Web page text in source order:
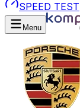
SPEED TEST
Menu